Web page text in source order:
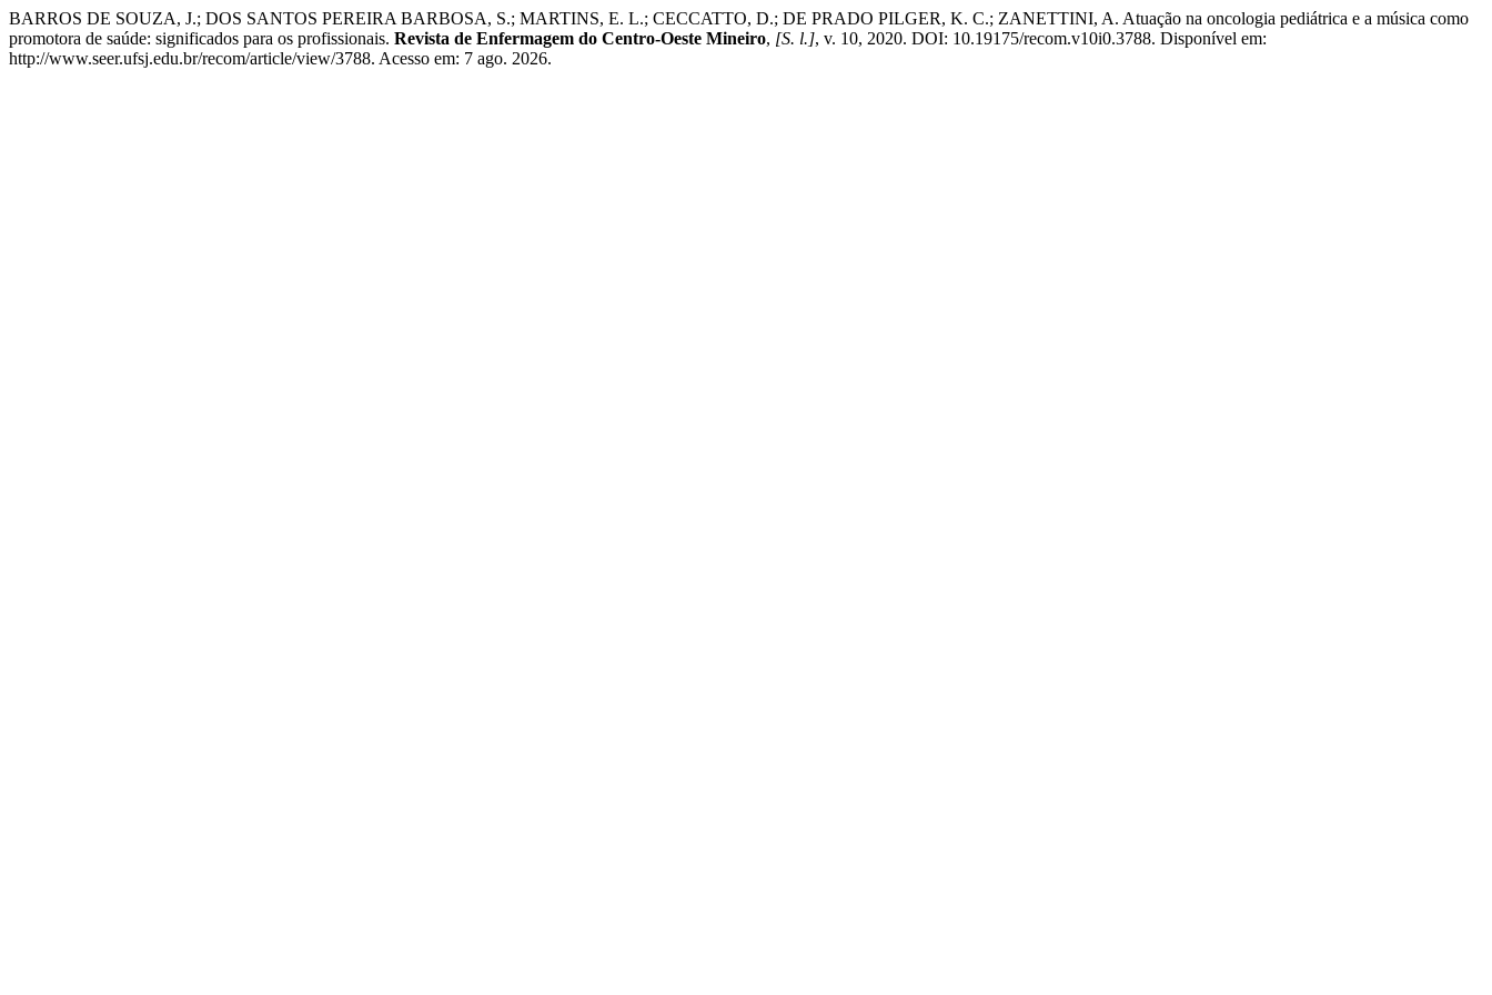
BARROS DE SOUZA, J.; DOS SANTOS PEREIRA BARBOSA, S.; MARTINS, E. L.; CECCATTO, D.; DE PRADO PILGER, K. C.; ZANETTINI, A. Atuação na oncologia pediátrica e a música como
promotora de saúde: significados para os profissionais. Revista de Enfermagem do Centro-Oeste Mineiro, [S. l.], v. 10, 2020. DOI: 10.19175/recom.v10i0.3788. Disponível em:
http://www.seer.ufsj.edu.br/recom/article/view/3788. Acesso em: 7 ago. 2026.